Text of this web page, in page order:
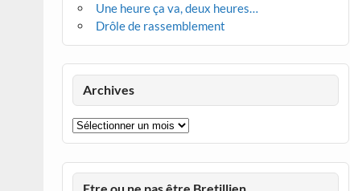
Une heure ça va, deux heures…
Drôle de rassemblement
Archives
Archives
Etre ou ne pas être Bretillien